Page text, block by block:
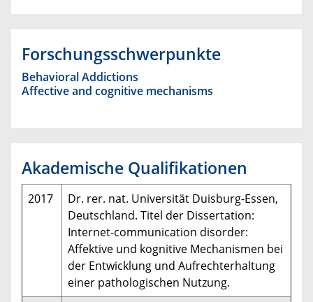
Forschungsschwerpunkte
Behavioral Addictions
Affective and cognitive mechanisms
Akademische Qualifikationen
2017
Dr. rer. nat. Universität Duisburg-Essen,
Deutschland. Titel der Dissertation:
Internet-communication disorder:
Affektive und kognitive Mechanismen bei
der Entwicklung und Aufrechterhaltung
einer pathologischen Nutzung.